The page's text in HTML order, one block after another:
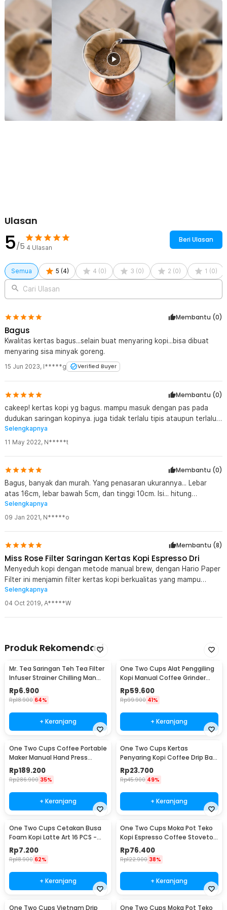
Bahan Kertas Berkualitas
Terbuat dari bahan alami yang aman, tidak mudah sobek, dan tidak
melewati proses bleaching, menjadikan filter ini aman digunakan
setiap hari.
Aman dan Berkualitas dengan Standar Global
Nikmati seduhan kopi murni tanpa khawatir. Kertas saringan kopi kami
diproduksi oleh pabrik berpengalaman dan telah lulus uji laboratorium
nasional (standar BPOM) dan internasional (FDA, BfR, GB 4806). Terjamin
100% food grade, higienis, bebas bahan kimia berbahaya saat terkena
air panas, dan yang terpenting tidak meninggalkan bau kertas (no
papery taste). Dengan begitu integritas dan keaslian rasa kopi Anda
100 x One Two Cups Kertas Saringan Kopi Filter Paper V60 2-4
Cups - U02
Ulasan
5/5 4 Ulasan
Beri Ulasan
Semua 5 (4) 4 (0) 3 (0) 2 (0) 1 (0)
Cari Ulasan
Membantu (0)
Bagus
Kwalitas kertas bagus...selain buat menyaring kopi...bisa dibuat
menyaring sisa minyak goreng.
15 Jun 2023, I*****g Verified Buyer
Membantu (0)
cakeep! kertas kopi yg bagus. mampu masuk dengan pas pada
dudukan saringan kopinya. juga tidak terlalu tipis ataupun terlalu
tebal. salah satu pilihan bagi anda yang memiliki dudukan saringan
kopi berbentuk rata pada bagian bawahnya.
Selengkapnya
11 May 2022, N*****t
Membantu (0)
Bagus, banyak dan murah. Yang penasaran ukurannya... Lebar
atas 16cm, lebar bawah 5cm, dan tinggi 10cm. Isi... hitung
sendirilah ^_^;
Selengkapnya
09 Jan 2021, N*****o
Membantu (8)
Miss Rose Filter Saringan Kertas Kopi Espresso Dri
Menyeduh kopi dengan metode manual brew, dengan Hario Paper
Filter ini menjamin filter kertas kopi berkualitas yang mampu
menyaring lemak dan unsur-unsur tidak baik pada kopi
Selengkapnya
04 Oct 2019, A*****W
Produk Rekomendasi
Mr. Tea Saringan Teh Tea Filter
Infuser Strainer Chilling Man
Silicon - MR03
Rp6.900
Rp18.900 64%
+ Keranjang
One Two Cups Alat Penggiling
Kopi Manual Coffee Grinder
Portable - WFCG9800
Rp59.600
Rp99.900 41%
+ Keranjang
One Two Cups Coffee Portable
Maker Manual Hand Press
Espresso 300ml - T35066
Rp189.200
Rp286.900 35%
+ Keranjang
One Two Cups Kertas
Penyaring Kopi Coffee Drip Bag
Paper Filter 50PCS - T111
Rp23.700
Rp45.900 49%
+ Keranjang
One Two Cups Cetakan Busa
Foam Kopi Latte Art 16 PCS -
JJYE01
Rp7.200
Rp18.900 62%
+ Keranjang
One Two Cups Moka Pot Teko
Kopi Espresso Coffee Stovetop
6 Cup 300ml - Z20
Rp76.400
Rp122.900 38%
+ Keranjang
One Two Cups Vietnam Drip One Two Cups Moka Pot Teko